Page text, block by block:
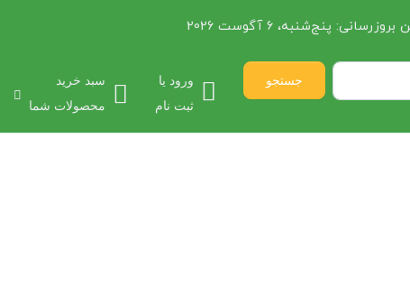
بروزرسانی: پنج‌شنبه، 6 آگوست 2026
جستجو
ورود یا
ثبت نام
سبد خرید
محصولات شما